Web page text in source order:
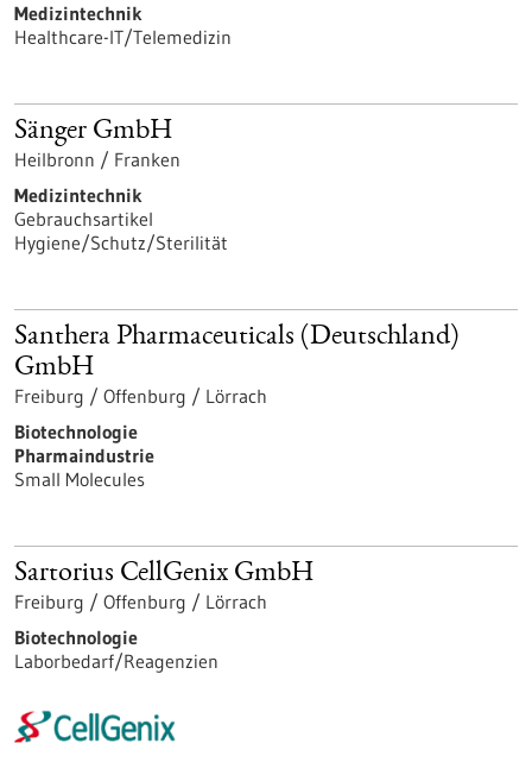
Medizintechnik
Healthcare-IT/Telemedizin
Sänger GmbH
Heilbronn / Franken
Medizintechnik
Gebrauchsartikel
Hygiene/Schutz/Sterilität
Santhera Pharmaceuticals (Deutschland)
GmbH
Freiburg / Offenburg / Lörrach
Biotechnologie
Pharmaindustrie
Small Molecules
Sartorius CellGenix GmbH
Freiburg / Offenburg / Lörrach
Biotechnologie
Laborbedarf/Reagenzien